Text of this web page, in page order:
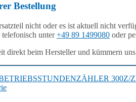
Bestellung
nicht oder es ist aktuell nicht
unter+49 89 1499080 oder
direkt beim Hersteller und kümmern
300Z/